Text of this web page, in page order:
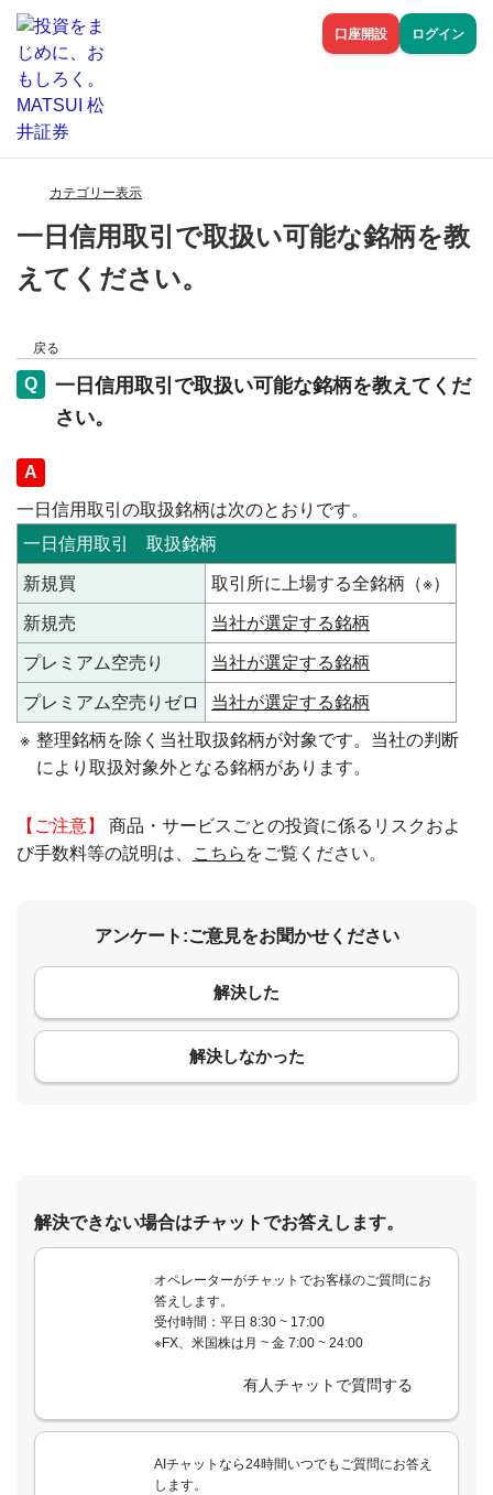
口座開設 ログイン
カテゴリー表示
一日信用取引で取扱い可能な銘柄を教
えてください。
戻る
一日信用取引で取扱い可能な銘柄を教えてくだ
さい。
回答
一日信用取引の取扱銘柄は次のとおりです。
一日信用取引 取扱銘柄
新規買 取引所に上場する全銘柄（※）
新規売 当社が選定する銘柄
プレミアム空売り 当社が選定する銘柄
プレミアム空売りゼロ
当社が選定する銘柄
※ 整理銘柄を除く当社取扱銘柄が対象です。当社の判断
により取扱対象外となる銘柄があります。
【ご注意】
商品・サービスごとの投資に係るリスクおよ
び手数料等の説明は、
こちら をご覧ください。
アンケート:ご意見をお聞かせください
解決した
解決しなかった
コメント
解決できない場合はチャットでお答えします。
オペレーターがチャットでお客様のご質問にお
答えします。
受付時間：平日 8:30 ~ 17:00
※FX、米国株は月 ~ 金 7:00 ~ 24:00
有人チャットで質問する
AIチャットなら24時間いつでもご質問にお答え
します。